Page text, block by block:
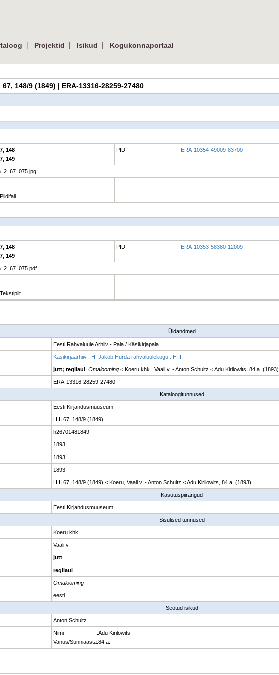
| Projektid | Isikud |
Kogukonnaportaal
148/9 (1849) | ERA-13316-28259-27480
148
149
PID ERA-10354-49009-83700
148
149
PID ERA-10353-58380-12009
Üldandmed
Eesti Rahvaluule Arhiiv - Pala / Käsikirjapala
Käsikirjaarhiiv : H. Jakob Hurda rahvaluulekogu : H II.
jutt; regilaul; Omalooming < Koeru khk., Vaali v. - Anton Schultz < Adu Kirilowits, 84 a. (1893)
ERA-13316-28259-27480
Kataloogitunnused
Eesti Kirjandusmuuseum
H II 67, 148/9 (1849)
h26701481849
1893
1893
1893
H II 67, 148/9 (1849) < Koeru, Vaali v. - Anton Schultz < Adu Kirilowits, 84 a. (1893)
Kasutuspiirangud
Eesti Kirjandusmuuseum
Sisulised tunnused
Koeru khk.
Vaali v.
jutt
regilaul
Omalooming
eesti
Seotud isikud
Anton Schultz
Nimi :Adu Kirilowits
Vanus/Sünniaasta:84 a.